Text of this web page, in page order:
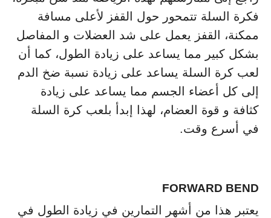
فكرة السلة تتمحور حول القفز لأعلى مسافة
ممكنة، القفز يعمل على شد العضلات و المفاصل
بشكل كبير مما يساعد على زيادة الطول، كما أن
لعب كرة السلة يساعد على زيادة نسبة ضخ الدم
إلى كل أعضاء الجسم مما يساعد على زيادة
كثافة و قوة العضام، لهذا إبدأ بلعب كرة السلة
في أسرع وقت.
FORWARD BEND
يعتبر هذا من أشهر التمارين في زيادة الطول في